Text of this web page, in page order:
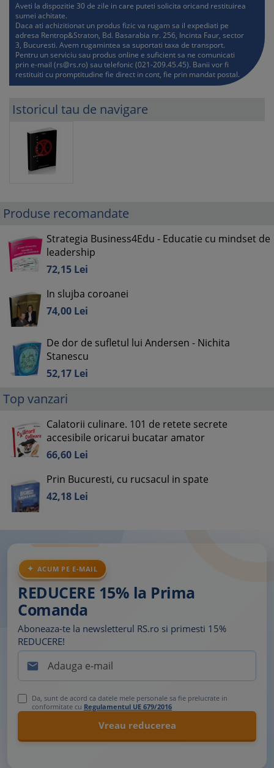
Aveti la dispozitie 30 de zile in care puteti solicita oricand restituirea
sumei achitate.
Daca ati achizitionat un produs fizic va rugam sa il expediati pe
adresa Rentrop&Straton, Bd. Basarabia nr. 256, Incinta Faur, sector
3, Bucuresti. Avem rugamintea sa suportati taxa de transport.
Pentru un serviciu sau produs online e suficient sa ne comunicati
prin e-mail (rs@rs.ro) sau telefonic (021-209.45.45). Banii vor fi
restituiti cu promptitudine fie direct in cont, fie prin mandat postal.
Istoricul tau de navigare
Produse recomandate
Strategia Business4Edu - Educatie cu mindset de
leadership
72,15 Lei
In slujba coroanei
74,00 Lei
De dor de sufletul lui Andersen - Nichita
Stanescu
52,17 Lei
Top vanzari
Calatorii culinare. 101 de retete secrete
accesibile oricarui bucatar amator
66,60 Lei
Prin Bucuresti, cu rucsacul in spate
42,18 Lei
ACUM PE E-MAIL
REDUCERE 15% la Prima
Comanda
Aboneaza-te la newsletterul RS.ro si primesti 15%
REDUCERE!

Da, sunt de acord ca datele mele personale sa fie prelucrate in
conformitate cu Regulamentul UE 679/2016